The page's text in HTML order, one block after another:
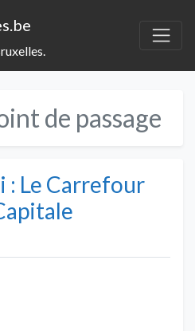
de passage
: Le Carrefour